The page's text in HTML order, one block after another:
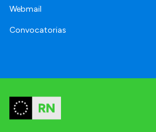
Webmail
Convocatorias